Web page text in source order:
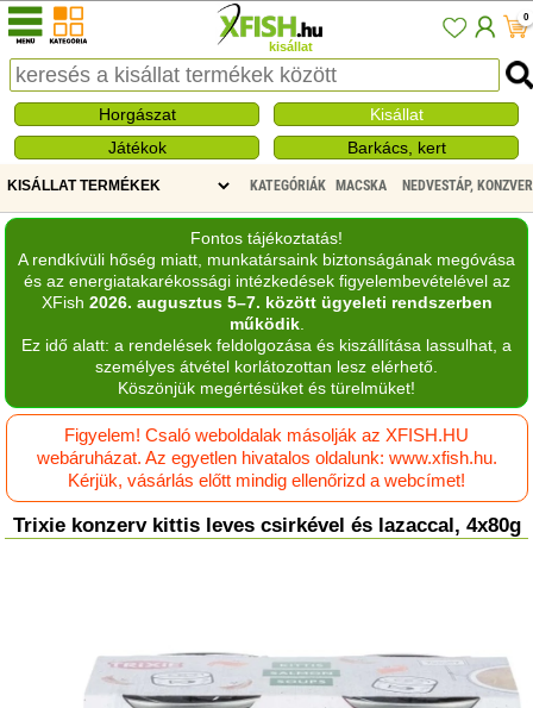
kisállat
0
Horgászat
Kisállat
Játékok
Barkács, kert
KATEGÓRIÁK MACSKA NEDVESTÁP,
Fontos tájékoztatás!
A rendkívüli hőség miatt, munkatársaink biztonságának megóvása
és az energiatakarékossági intézkedések figyelembevételével az
XFish 2026. augusztus 5–7. között ügyeleti rendszerben
működik.
Ez idő alatt: a rendelések feldolgozása és kiszállítása lassulhat, a
személyes átvétel korlátozottan lesz elérhető.
Köszönjük megértésüket és türelmüket!
Figyelem! Csaló weboldalak másolják az XFISH.HU
webáruházat. Az egyetlen hivatalos oldalunk: www.xfish.hu.
Kérjük, vásárlás előtt mindig ellenőrizd a webcímet!
Trixie konzerv kittis leves csirkével és lazaccal, 4x80g